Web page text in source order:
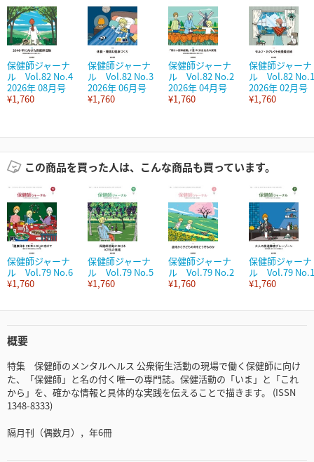
保健師ジャーナ
ル Vol.82 No.4
2026年 08月号
¥1,760
保健師ジャーナ
ル Vol.82 No.3
2026年 06月号
¥1,760
保健師ジャーナ
ル Vol.82 No.2
2026年 04月号
¥1,760
保健師ジャーナ
ル Vol.82 No.1
2026年 02月号
¥1,760
この商品を買った人は、こんな商品も買っています。
保健師ジャーナ
ル Vol.79 No.6
¥1,760
保健師ジャーナ
ル Vol.79 No.5
¥1,760
保健師ジャーナ
ル Vol.79 No.2
¥1,760
保健師ジャーナ
ル Vol.79 No.1
¥1,760
概要
特集 保健師のメンタルヘルス 公衆衛生活動の現場で働く保健師に向け
た、「保健師」と名の付く唯一の専門誌。保健活動の「いま」と「これ
から」を、確かな情報と具体的な実践を伝えることで描きます。 (ISSN
1348-8333)
隔月刊（偶数月），年6冊